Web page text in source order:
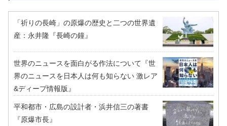
「祈りの長崎」の原爆の歴史と二つの世界遺
産：永井隆『長崎の鐘』
世界のニュースを面白がる作法について『世
界のニュースを日本人は何も知らない 激レア
&ディープ情報版』
平和都市・広島の設計者・浜井信三の著書
『原爆市長』